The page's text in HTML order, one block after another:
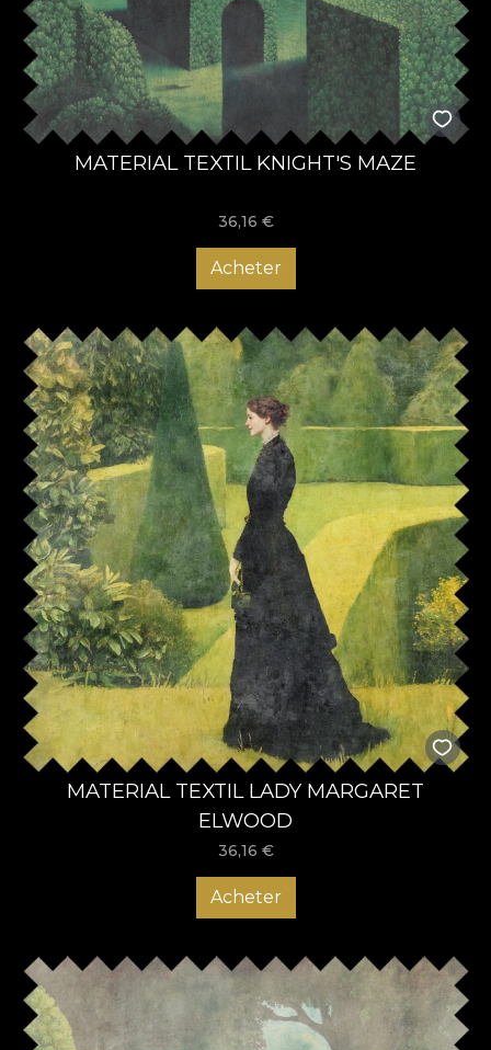
MATERIAL TEXTIL KNIGHT'S MAZE
36,16 €
Acheter
MATERIAL TEXTIL LADY MARGARET
ELWOOD
36,16 €
Acheter